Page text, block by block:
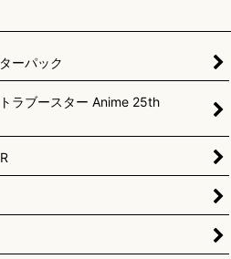
ーパック
ラブースター Anime 25th